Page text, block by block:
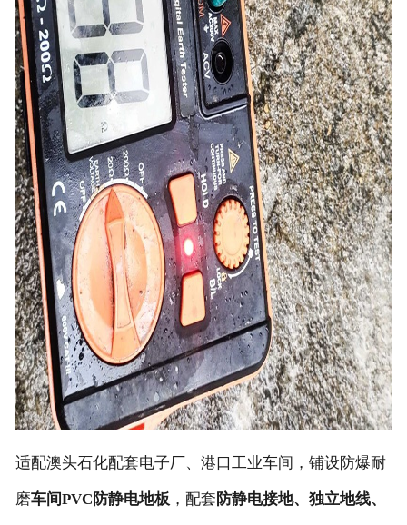
适配澳头石化配套电子厂、港口工业车间，铺设防爆耐
磨车间PVC防静电地板 ，配套 防静电接地、独立地线、